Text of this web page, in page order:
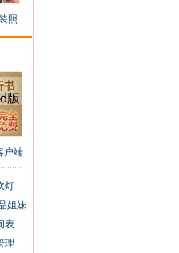
照
户端
灯
姐妹
表
理